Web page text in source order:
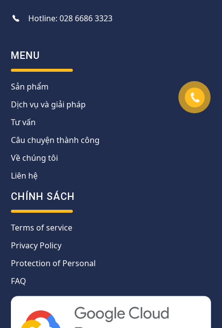
Hotline:028 6686 3323
MENU
Sản phẩm
Dịch vụ và giải pháp
Tư vấn
Câu chuyện thành công
Về chúng tôi
Liên hệ
CHÍNH SÁCH
Terms of service
Privacy Policy
Protection of Personal
FAQ